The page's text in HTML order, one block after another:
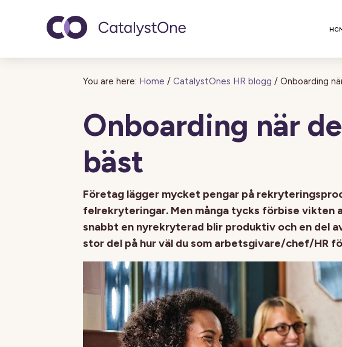
Toggle navigation
You are here: Home / CatalystOnes HR blogg / Onboarding
Onboarding när
bäst
Företag lägger mycket pengar på
felrekryteringar. Men många tycks förbise vikten
snabbt en nyrekryterad blir produktiv och en del
stor del på hur väl du som arbetsgivare/chef/HR